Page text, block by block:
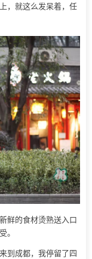
，就这么发呆着，任
鲜的食材烫熟送入口
。
到成都，我停留了四